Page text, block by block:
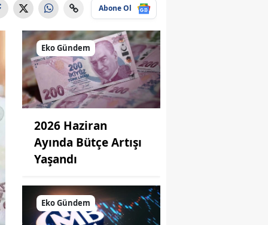
Abone Ol
Eko Gündem
2026 Haziran
Ayında Bütçe Artışı
Yaşandı
Eko Gündem